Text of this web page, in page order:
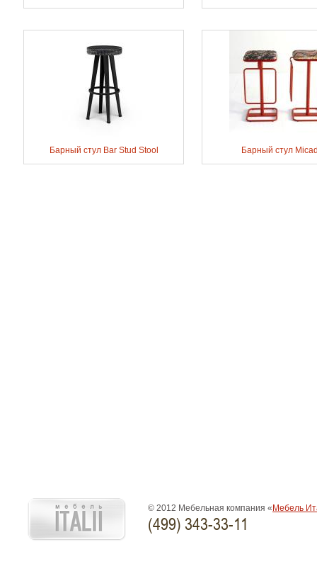
Барный стул Bar Stud Stool Барный стул
© 2012 Мебельная компания « Мебель
(499) 343-33-11